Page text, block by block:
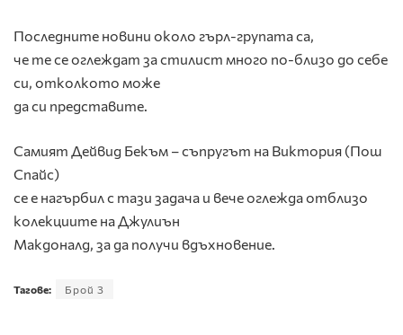
Последните новини около гърл-групата са,
че те се оглеждат за стилист много по-близо до себе
си, отколкото може
да си представите.
Самият Дейвид Бекъм – съпругът на Виктория (Пош
Спайс)
се е нагърбил с тази задача и вече оглежда отблизо
колекциите на Джулиън
Макдоналд, за да получи вдъхновение.
Тагове: Брой 3